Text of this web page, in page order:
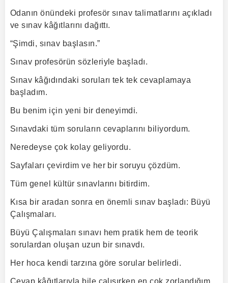
Odanın önündeki profesör sınav talimatlarını açıkladı
ve sınav kâğıtlarını dağıttı.
“Şimdi, sınav başlasın.”
Sınav profesörün sözleriyle başladı.
Sınav kâğıdındaki soruları tek tek cevaplamaya
başladım.
Bu benim için yeni bir deneyimdi.
Sınavdaki tüm soruların cevaplarını biliyordum.
Neredeyse çok kolay geliyordu.
Sayfaları çevirdim ve her bir soruyu çözdüm.
Tüm genel kültür sınavlarını bitirdim.
Kısa bir aradan sonra en önemli sınav başladı: Büyü
Çalışmaları.
Büyü Çalışmaları sınavı hem pratik hem de teorik
sorulardan oluşan uzun bir sınavdı.
Her hoca kendi tarzına göre sorular belirledi.
Cevap kâğıtlarıyla bile çalışırken en çok zorlandığım